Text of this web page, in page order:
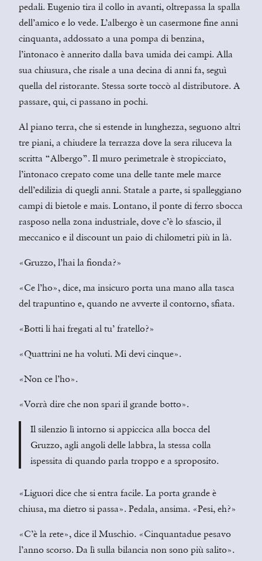
pedali. Eugenio tira il collo in avanti, oltrepassa la spalla
dell’amico e lo vede. L’albergo è un casermone fine anni
cinquanta, addossato a una pompa di benzina,
l’intonaco è annerito dalla bava umida dei campi. Alla
sua chiusura, che risale a una decina di anni fa, seguì
quella del ristorante. Stessa sorte toccò al distributore. A
passare, qui, ci passano in pochi.
Al piano terra, che si estende in lunghezza, seguono altri
tre piani, a chiudere la terrazza dove la sera riluceva la
scritta “Albergo”. Il muro perimetrale è stropicciato,
l’intonaco crepato come una delle tante mele marce
dell’edilizia di quegli anni. Statale a parte, si spalleggiano
campi di bietole e mais. Lontano, il ponte di ferro sbocca
rasposo nella zona industriale, dove c’è lo sfascio, il
meccanico e il discount un paio di chilometri più in là.
«Gruzzo, l’hai la fionda?»
«Ce l’ho», dice, ma insicuro porta una mano alla tasca
del trapuntino e, quando ne avverte il contorno, sfiata.
«Botti li hai fregati al tu’ fratello?»
«Quattrini ne ha voluti. Mi devi cinque».
«Non ce l’ho».
«Vorrà dire che non spari il grande botto».
Il silenzio lì intorno si appiccica alla bocca del
Gruzzo, agli angoli delle labbra, la stessa colla
ispessita di quando parla troppo e a sproposito.
«Liguori dice che si entra facile. La porta grande è
chiusa, ma dietro si passa». Pedala, ansima. «Pesi, eh?»
«C’è la rete», dice il Muschio. «Cinquantadue pesavo
l’anno scorso. Da lì sulla bilancia non sono più salito».